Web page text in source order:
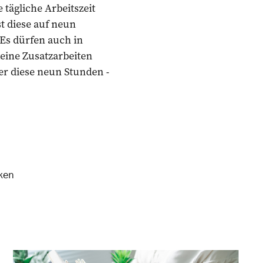
tägliche Arbeitszeit
diese auf neun
dürfen auch in
Zusatzarbeiten
diese neun Stunden